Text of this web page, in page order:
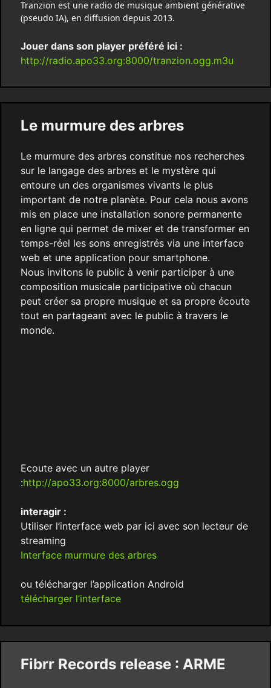
Tranzion est une radio de musique ambient générative
(pseudo IA), en diffusion depuis 2013.
Jouer dans son player préféré ici :
http://radio.apo33.org:8000/tranzion.ogg.m3u
Le murmure des arbres
Le murmure des arbres constitue nos recherches
sur le langage des arbres et le mystère qui
entoure un des organismes vivants le plus
important de notre planète. Pour cela nous avons
mis en place une installation sonore permanente
en ligne qui permet de mixer et de transformer en
temps-réel les sons enregistrés via une interface
web et une application pour smartphone.
Nous invitons le public à venir participer à une
composition musicale participative où chacun
peut créer sa propre musique et sa propre écoute
tout en partageant avec le public à travers le
monde.
Ecoute avec un autre player
:http://apo33.org:8000/arbres.ogg
interagir :
Utiliser l’interface web par ici avec son lecteur de
streaming
Interface murmure des arbres
ou télécharger l’application Android
télécharger l’interface
Fibrr Records release : ARME